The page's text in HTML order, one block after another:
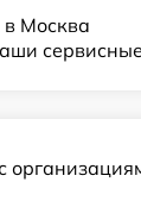
Москва